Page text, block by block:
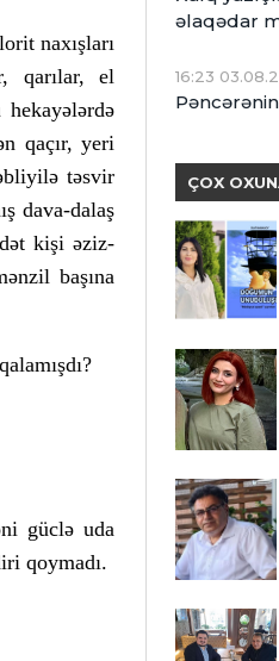
naxışları
qarılar, el
qaçır, yeri
təsvir
dava-dalaş
kişi əziz-
başına
güclə uda
qoymadı.
əlaqədar
16:23
ÇOX